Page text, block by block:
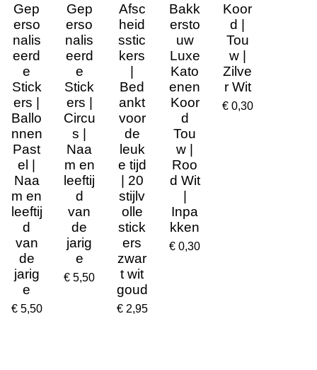
Gep
erso
nalis
eerd
e
Stick
ers |
Ballo
nnen
Past
el |
Naa
m en
leeftij
d
van
de
jarig
e
€ 5,50
Gep
erso
nalis
eerd
e
Stick
ers |
Circu
s |
Naa
m en
leeftij
d
van
de
jarig
e
€ 5,50
Afsc
heid
sstic
kers
Bed
ankt
voor
de
leuk
e tijd
| 20
stijlv
olle
stick
ers
zwar
t wit
goud
€ 2,95
Bakk
ersto
uw
Luxe
Kato
enen
Koor
d
Tou
w |
Roo
d Wit
Inpa
kken
€ 0,30
Koor
d |
Tou
w |
Zilve
r Wit
€ 0,30